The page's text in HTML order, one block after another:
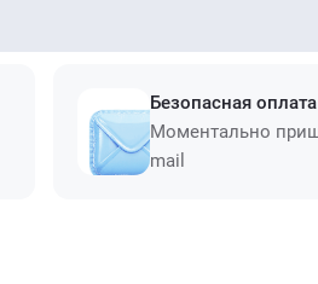
Безопасная оплата
Моментально
mail